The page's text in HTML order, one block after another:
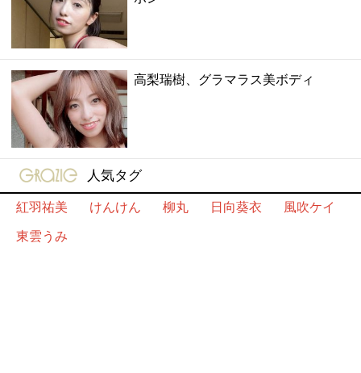
高梨瑞樹、グラマラス美ボディ
gravure-grazie
人気タグ
紅羽祐美
けんけん 柳丸 日向葵衣
風吹ケイ
東雲うみ